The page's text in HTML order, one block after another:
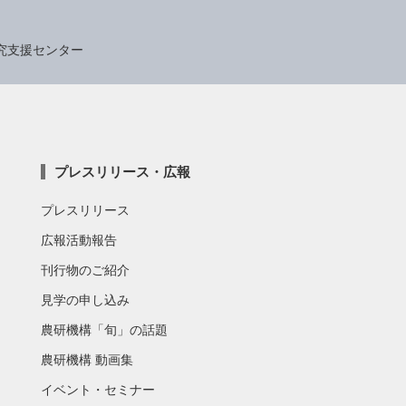
支援センター
プレスリリース・広報
プレスリリース
広報活動報告
刊行物のご紹介
見学の申し込み
農研機構「旬」の話題
農研機構 動画集
イベント・セミナー